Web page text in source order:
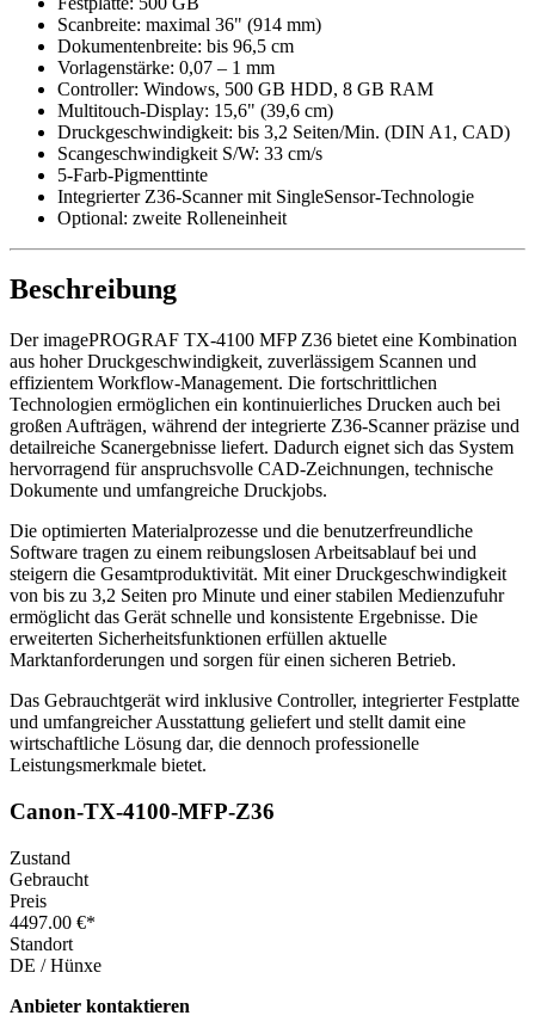
Scanbreite: maximal 36" (914 mm)
Dokumentenbreite: bis 96,5 cm
Vorlagenstärke: 0,07 – 1 mm
Controller: Windows, 500 GB HDD, 8 GB RAM
Multitouch-Display: 15,6" (39,6 cm)
Druckgeschwindigkeit: bis 3,2 Seiten/Min. (DIN A1, CAD)
Scangeschwindigkeit S/W: 33 cm/s
5-Farb-Pigmenttinte
Integrierter Z36-Scanner mit SingleSensor-Technologie
Optional: zweite Rolleneinheit
Beschreibung
Der imagePROGRAF TX-4100 MFP Z36 bietet eine Kombination
aus hoher Druckgeschwindigkeit, zuverlässigem Scannen und
effizientem Workflow-Management. Die fortschrittlichen
Technologien ermöglichen ein kontinuierliches Drucken auch bei
großen Aufträgen, während der integrierte Z36-Scanner präzise und
detailreiche Scanergebnisse liefert. Dadurch eignet sich das System
hervorragend für anspruchsvolle CAD-Zeichnungen, technische
Dokumente und umfangreiche Druckjobs.
Die optimierten Materialprozesse und die benutzerfreundliche
Software tragen zu einem reibungslosen Arbeitsablauf bei und
steigern die Gesamtproduktivität. Mit einer Druckgeschwindigkeit
von bis zu 3,2 Seiten pro Minute und einer stabilen Medienzufuhr
ermöglicht das Gerät schnelle und konsistente Ergebnisse. Die
erweiterten Sicherheitsfunktionen erfüllen aktuelle
Marktanforderungen und sorgen für einen sicheren Betrieb.
Das Gebrauchtgerät wird inklusive Controller, integrierter Festplatte
und umfangreicher Ausstattung geliefert und stellt damit eine
wirtschaftliche Lösung dar, die dennoch professionelle
Leistungsmerkmale bietet.
Canon-TX-4100-MFP-Z36
Zustand
Gebraucht
Preis
4497.00 €*
Standort
DE / Hünxe
Anbieter kontaktieren